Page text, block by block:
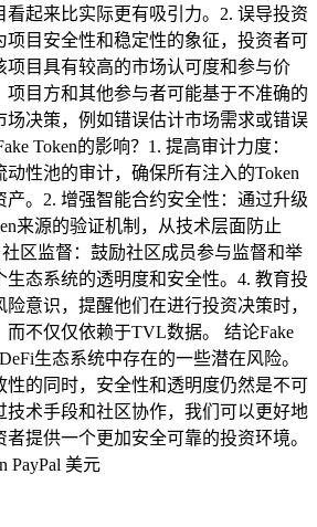
起来比实际更有吸引力。2. 误导投资
目安全性和稳定性的象征，投资者可
项目具有较高的市场认可度和参与价
项目方和其他参与者可能基于不准确的
决策，例如错误估计市场需求或错误
Token的影响？1. 提高审计力度：
性池的审计，确保所有注入的Token
。2. 增强智能合约安全性：通过升级
来源的验证机制，从技术层面防止
社区监督：鼓励社区成员参与监督和举
态系统的透明度和安全性。4. 教育投
意识，提醒他们在进行投资决策时，
而不仅仅依赖于TVL数据。 结论Fake
生态系统中存在的一些潜在风险。
性的同时，安全性和透明度仍然是不可
技术手段和社区协作，我们可以更好地
提供一个更加安全可靠的投资环境。
PayPal 美元